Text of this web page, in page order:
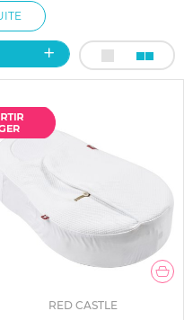
de couvertures et de serviettes
RED CASTLE